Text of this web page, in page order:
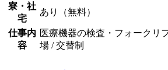
寮・社
宅
あり（無料）
仕事内
容
医療機器の検査・フォークリ
場 / 交替制